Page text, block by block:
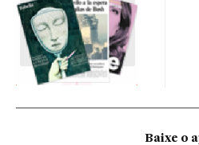
Baixe o